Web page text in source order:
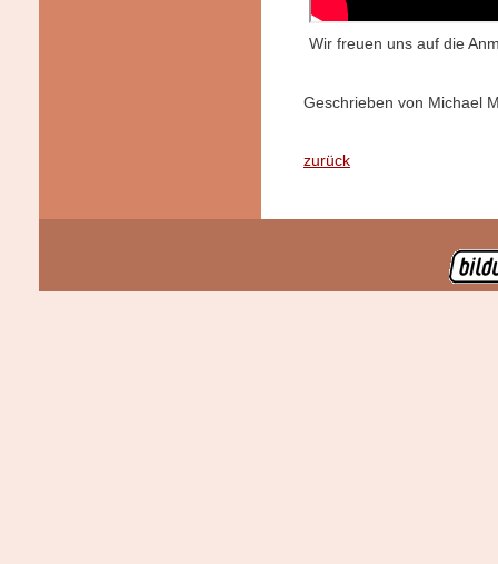
Wir freuen uns auf die
Geschrieben von Michael
zurück